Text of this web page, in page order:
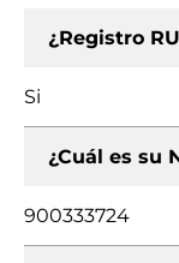
¿Registro
Si
¿Cuál es su
900333724